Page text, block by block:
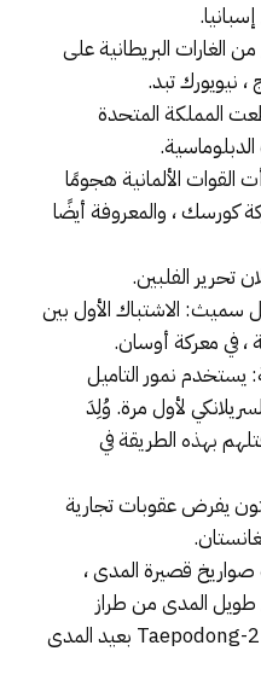
أسابيع من الغارات البريطانية على
نيويورك تبد.
قطعت المملكة المتحدة
القوات الألمانية هجومًا
كورسك ، والمعروفة أيضًا
سميث: الاشتباك الأول بين
، في معركة أوسان.
يستخدم نمور التاميل
لأول مرة. وُلِدَ
بهذه الطريقة في
يفرض عقوبات تجارية
صواريخ قصيرة المدى ،
المدى من طراز
Taepodong-2. يقال إن صاروخ Taepodong-2 بعيد المدى